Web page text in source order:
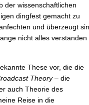
der wissenschaftlichen
dingfest gemacht zu
und überzeugt
nicht alles verstanden
These vor, die die
Theory– die
auch Theorie des
Reise in die